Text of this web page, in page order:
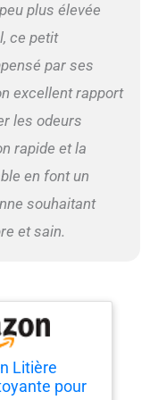
au premier
pour
est
baril intégré,
d’un capteur
capteur de
fonction
pour
de votre
à distance
connecté
vous
la
par
le
plus élevée
ce petit
par ses
excellent rapport
les odeurs
rapide et la
en font un
souhaitant
et sain.
Litière
pour